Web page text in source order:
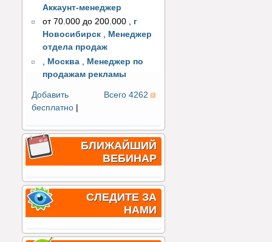
Аккаунт-менеджер
от 70.000 до 200.000 , г
Новосибирск , Менеджер
отдела продаж
, Москва , Менеджер по
продажам рекламы
Всего 4262
Добавить
бесплатно
БЛИЖАЙШИЙ
ВЕБИНАР
СЛЕДИТЕ ЗА
НАМИ